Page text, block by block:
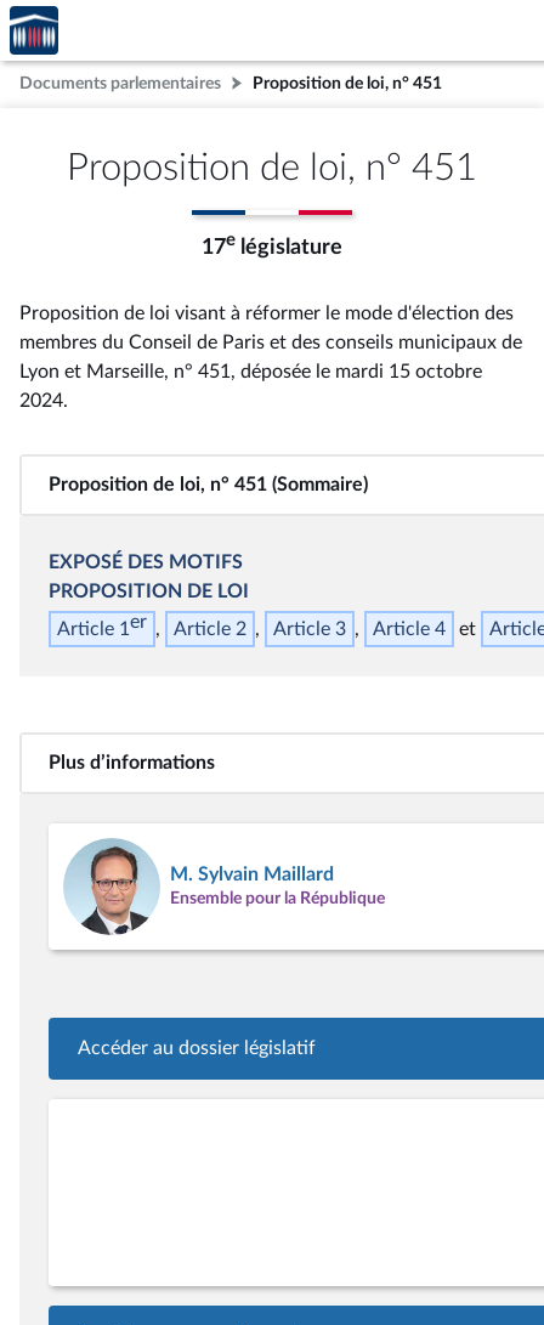
Aller au contenu
Aller en bas de la page
Accèder
à la
page
d'accueil
Documents parlementaires Proposition de loi, n° 451
Proposition de loi, n° 451
17e législature
Proposition de loi visant à réformer le mode d'élection des
membres du Conseil de Paris et des conseils municipaux de
Lyon et Marseille, n° 451 , déposée le mardi 15 octobre
2024.
Proposition de loi, n° 451 (Sommaire)
EXPOSÉ DES MOTIFS
PROPOSITION DE LOI
Article 1er Article 2 Article 3 Article 4
Plus d’informations
M. Sylvain Maillard
Ensemble pour la République
Accéder au dossier législatif